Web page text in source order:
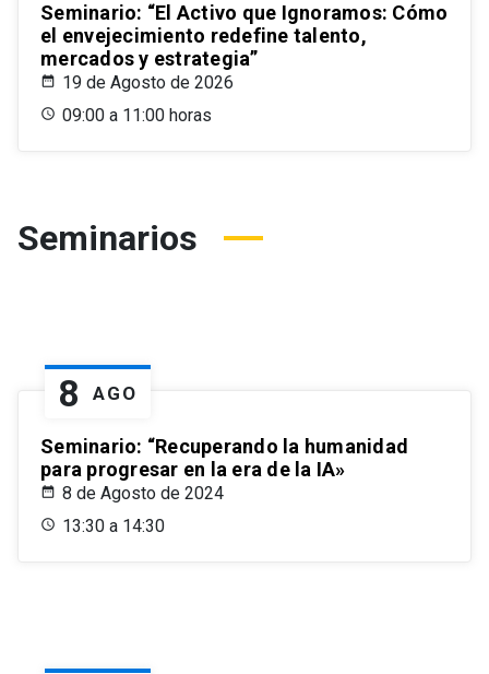
Seminario: “El Activo que Ignoramos: Cómo
el envejecimiento redefine talento,
mercados y estrategia”
19 de Agosto de 2026
09:00 a 11:00 horas
Seminarios
8 AGO
Seminario: “Recuperando la humanidad
para progresar en la era de la IA»
8 de Agosto de 2024
13:30 a 14:30